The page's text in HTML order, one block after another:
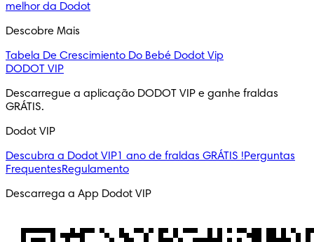
melhor da Dodot
Descobre Mais
Tabela De Crescimiento Do Bebé Dodot Vip
DODOT VIP
Descarregue a aplicação DODOT VIP e ganhe fraldas
GRÁTIS.
Dodot VIP
Descubra a Dodot VIP1 ano de fraldas GRÁTIS !Perguntas
FrequentesRegulamento
Descarrega a App Dodot VIP